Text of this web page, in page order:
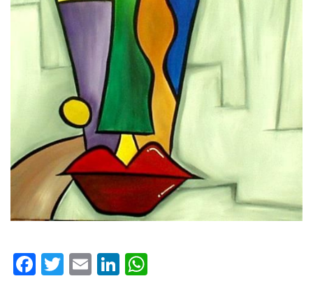
Facebook
Twitter
EmailLinkedIn